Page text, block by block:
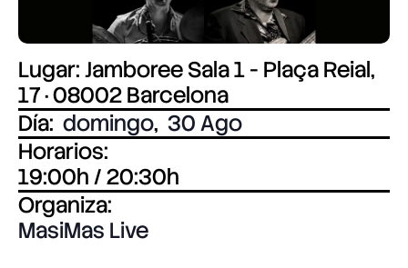
Lugar: Jamboree Sala 1 - Plaça Reial,
17 · 08002 Barcelona
Día: domingo, 30 Ago
Horarios:
19:00h / 20:30h
Organiza:
MasiMas Live